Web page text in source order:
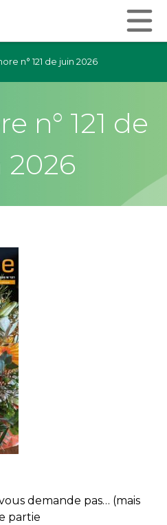
n° 121 de juin 2026
n° 121 de
2026
demande pas… (mais
partie